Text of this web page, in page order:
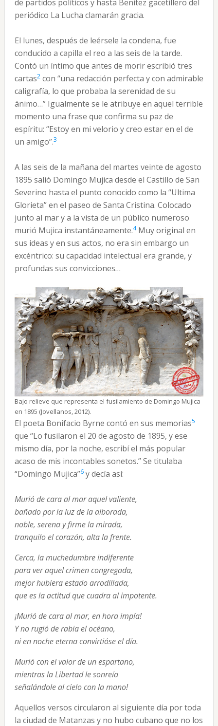
de partidos políticos y hasta Benítez gacetillero del
periódico La Lucha clamarán gracia.
El lunes, después de leérsele la condena, fue
conducido a capilla el reo a las seis de la tarde.
Contó un íntimo que antes de morir escribió tres
cartas2con “una redacción perfecta y con admirable
caligrafía, lo que probaba la serenidad de su
ánimo…” Igualmente se le atribuye en aquel terrible
momento una frase que confirma su paz de
espíritu: “Estoy en mi velorio y creo estar en el de
un amigo”.3
A las seis de la mañana del martes veinte de agosto
1895 salió Domingo Mujica desde el Castillo de San
Severino hasta el punto conocido como la “Ultima
Glorieta” en el paseo de Santa Cristina. Colocado
junto al mar y a la vista de un público numeroso
murió Mujica instantáneamente.4Muy original en
sus ideas y en sus actos, no era sin embargo un
excéntrico: su capacidad intelectual era grande, y
profundas sus convicciones…
Bajo relieve que representa el fusilamiento de Domingo Mujica
en 1895 (Jovellanos, 2012).
El poeta Bonifacio Byrne contó en sus memorias5
que “Lo fusilaron el 20 de agosto de 1895, y ese
mismo día, por la noche, escribí el más popular
acaso de mis incontables sonetos.” Se titulaba
“Domingo Mujica”6y decía así:
Murió de cara al mar aquel valiente,
bañado por la luz de la alborada,
noble, serena y firme la mirada,
tranquilo el corazón, alta la frente.
Cerca, la muchedumbre indiferente
para ver aquel crimen congregada,
mejor hubiera estado arrodillada,
que es la actitud que cuadra al impotente.
¡Murió de cara al mar, en hora impía!
Y no rugió de rabia el océano,
ni en noche eterna convirtióse el día.
Murió con el valor de un espartano,
mientras la Libertad le sonreía
señalándole al cielo con la mano!
Aquellos versos circularon al siguiente día por toda
la ciudad de Matanzas y no hubo cubano que no los